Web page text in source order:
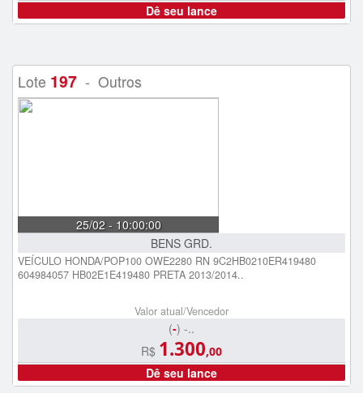
Dê seu lance
Lote 197 - Outros
25/02 - 10:00:00
BENS GRD.
VEÍCULO HONDA/POP100 OWE2280 RN 9C2HB0210ER419480
604984057 HB02E1E419480 PRETA 2013/2014..
Valor atual/Vencedor
(-) -..
R$ 1.300,00
Dê seu lance